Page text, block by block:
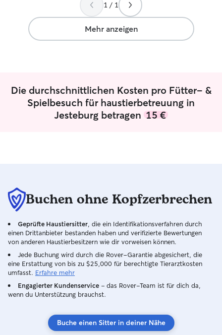
dazu. Da ich in
einen eigenen
der Regel
schnell und
Bindung zu mir
ich bezüglich
von Hunden
zu Grünflächen
nicht bieten.
platz für kleine
Ich bin sportlich
jogge gerne und
von Hunden
1 / 1
Mehr anzeigen
Die durchschnittlichen Kosten pro Fütter- &
Spielbesuch für haustierbetreuung in
Jesteburg betragen 15 €
Buchen ohne Kopfzerbrechen
Geprüfte Haustiersitter , die ein Identifikationsverfahren durch
einen Drittanbieter bestanden haben und verifizierte Bewertungen
von anderen Haustierbesitzern wie dir vorweisen können.
Jede Buchung wird durch die Rover-Garantie abgesichert, die
eine Erstattung von bis zu $25,000 für berechtigte Tierarztkosten
umfasst. Erfahre mehr
Engagierter Kundenservice – das Rover-Team ist für dich da,
wenn du Unterstützung brauchst.
Buche einen Sitter in deiner Nähe